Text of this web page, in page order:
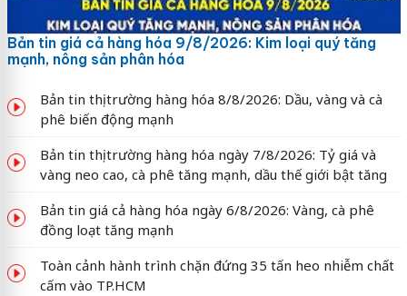
Bản tin giá cả hàng hóa 9/8/2026: Kim loại quý tăng
mạnh, nông sản phân hóa
Bản tin thị trường hàng hóa 8/8/2026: Dầu, vàng và cà
phê biến động mạnh
Bản tin thị trường hàng hóa ngày 7/8/2026: Tỷ giá và
vàng neo cao, cà phê tăng mạnh, dầu thế giới bật tăng
Bản tin giá cả hàng hóa ngày 6/8/2026: Vàng, cà phê
đồng loạt tăng mạnh
Toàn cảnh hành trình chặn đứng 35 tấn heo nhiễm chất
cấm vào TP.HCM